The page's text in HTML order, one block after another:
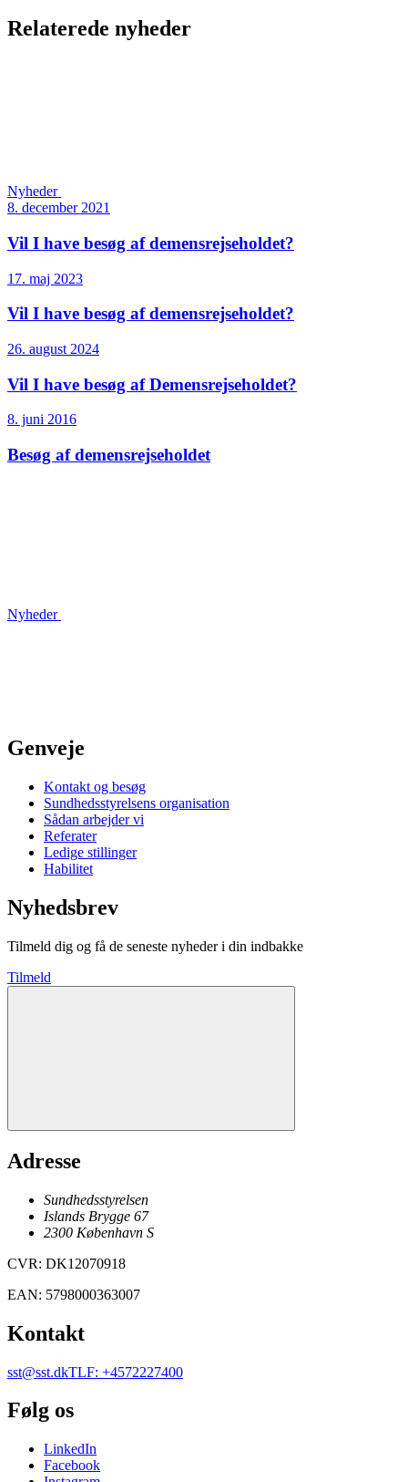
Relaterede nyheder
Nyheder
8. december 2021
Vil I have besøg af demensrejseholdet?
17. maj 2023
Vil I have besøg af demensrejseholdet?
26. august 2024
Vil I have besøg af Demensrejseholdet?
8. juni 2016
Besøg af demensrejseholdet
Nyheder
Genveje
Kontakt og besøg
Sundhedsstyrelsens organisation
Sådan arbejder vi
Referater
Ledige stillinger
Habilitet
Nyhedsbrev
Tilmeld dig og få de seneste nyheder i din indbakke
Tilmeld
Adresse
Sundhedsstyrelsen
Islands Brygge 67
2300 København S
CVR: DK12070918
EAN: 5798000363007
Kontakt
sst@sst.dkTLF: +4572227400
Følg os
LinkedIn
Facebook